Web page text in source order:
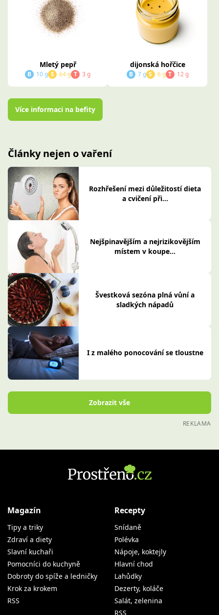
Mletý pepř
B 10 g S 64 g T 3 g
dijonská hořčice
B 7 g S 6 g T 12 g
Více informaci na befity
Články nejen o vaření
Rozhřešení mezi důležitostí dieta
a cvičení při...
Nejšpinavějším a nejrizikovějším
místem v koupe...
Švestková sezóna plná vůní a
sladkých nápadů
I z malého ponocování se tloustne
Zobrazit vše
REKLAMA
Magazín
Tipy a triky
Zdraví a diety
Slavní kuchaři
Pomocníci do kuchyně
Dobroty do spíže a ledničky
Krok za krokem
RSS
Recepty
Snídaně
Polévka
Nápoje, koktejly
Hlavní chod
Lahůdky
Dezerty, koláče
Salát, zelenina
RSS